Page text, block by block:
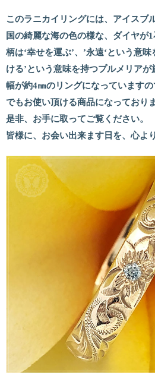
このラニカイリングには、アイスブ
国の綺麗な海の色の様な、ダイヤが1
柄は‘幸せを運ぶ’、’永遠‘という意
ける’という意味を持つプルメリアが
幅が約4㎜のリングになっています
でもお使い頂ける商品になっておりま
是非、お手に取ってご覧ください。
皆様に、お会い出来ます日を、心よ